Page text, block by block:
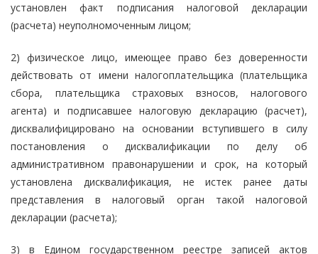
установлен факт подписания налоговой декларации
(расчета) неуполномоченным лицом;
2) физическое лицо, имеющее право без доверенности
действовать от имени налогоплательщика (плательщика
сбора, плательщика страховых взносов, налогового
агента) и подписавшее налоговую декларацию (расчет),
дисквалифицировано на основании вступившего в силу
постановления о дисквалификации по делу об
административном правонарушении и срок, на который
установлена дисквалификация, не истек ранее даты
представления в налоговый орган такой налоговой
декларации (расчета);
3) в Едином государственном реестре записей актов